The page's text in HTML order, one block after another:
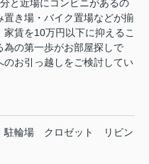
と近場にコンビニがあるの
置き場・バイク置場などが揃
賃を10万円以下に抑えるこ
為の第一歩がお部屋探しで
お引っ越しをご検討してい
駐輪場 クロゼット
リビン